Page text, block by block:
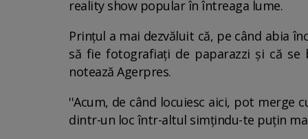
reality show popular în întreaga lume.
Prinţul a mai dezvăluit că, pe când abia
să fie fotografiaţi de paparazzi şi că
notează Agerpres.
''Acum, de când locuiesc aici, pot merge
dintr-un loc într-altul simţindu-te puţin